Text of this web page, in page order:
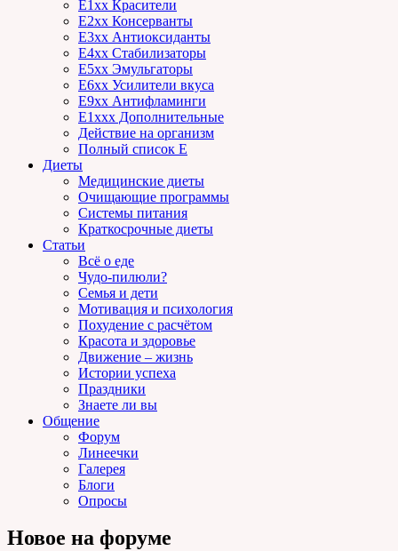
E1xx Красители
E2xx Консерванты
E3xx Антиоксиданты
E4xx Стабилизаторы
E5xx Эмульгаторы
E6xx Усилители вкуса
E9xx Антифламинги
E1xxx Дополнительные
Действие на организм
Полный список E
Диеты
Медицинские диеты
Очищающие программы
Системы питания
Краткосрочные диеты
Статьи
Всё о еде
Чудо-пилюли?
Семья и дети
Мотивация и психология
Похудение с расчётом
Красота и здоровье
Движение – жизнь
Истории успеха
Праздники
Знаете ли вы
Общение
Форум
Линеечки
Галерея
Блоги
Опросы
Новое на форуме